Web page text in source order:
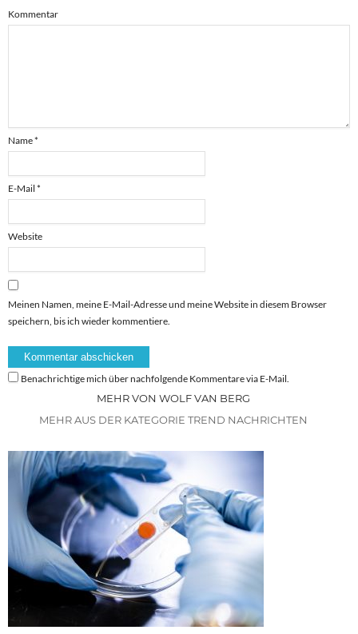
Kommentar
Name*
E-Mail *
Website
Meinen Namen, meine E-Mail-Adresse und meine Website in diesem Browser
speichern, bis ich wieder kommentiere.
Benachrichtige mich über nachfolgende Kommentare via E-Mail.
MEHR VON WOLF VAN BERG
MEHR AUS DER KATEGORIE TREND NACHRICHTEN